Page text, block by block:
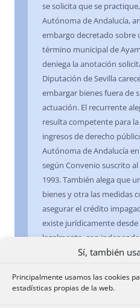
Sí, también
Principalmente usamos las cookies
estadísticas propias de la web.
se solicita que se
Autónoma de Andalucía,
embargo decretado sobre
término municipal de
deniega la anotación
Diputación de Sevilla
embargar bienes fuera de
actuación. El recurrente
resulta competente para
ingresos de derecho
Autónoma de Andalucía
según Convenio suscrito
1993. También alega que
bienes y otra las medidas
asegurar el crédito
existe jurídicamente
legalmente, con
Registro, cuya anotación
constitutivo.